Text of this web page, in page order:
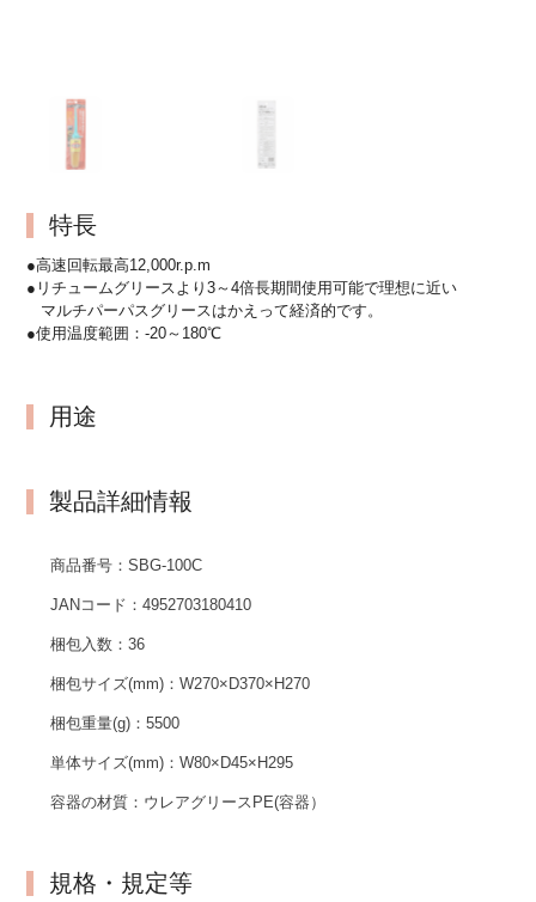
特長
●高速回転最高12,000r.p.m
●リチュームグリースより3～4倍長期間使用可能で理想に近い
マルチパーパスグリースはかえって経済的です。
●使用温度範囲：-20～180℃
用途
製品詳細情報
商品番号：SBG-100C
JANコード：4952703180410
梱包入数：36
梱包サイズ(mm)：W270×D370×H270
梱包重量(g)：5500
単体サイズ(mm)：W80×D45×H295
容器の材質： ウレアグリースPE(容器）
規格・規定等